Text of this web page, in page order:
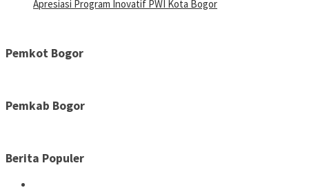
Apresiasi Program Inovatif PWI Kota Bogor
Pemkot Bogor
Pemkab Bogor
Berita Populer